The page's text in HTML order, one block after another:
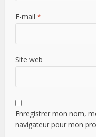
E-mail*
Site web
Enregistrer mon nom,
navigateur pour mon